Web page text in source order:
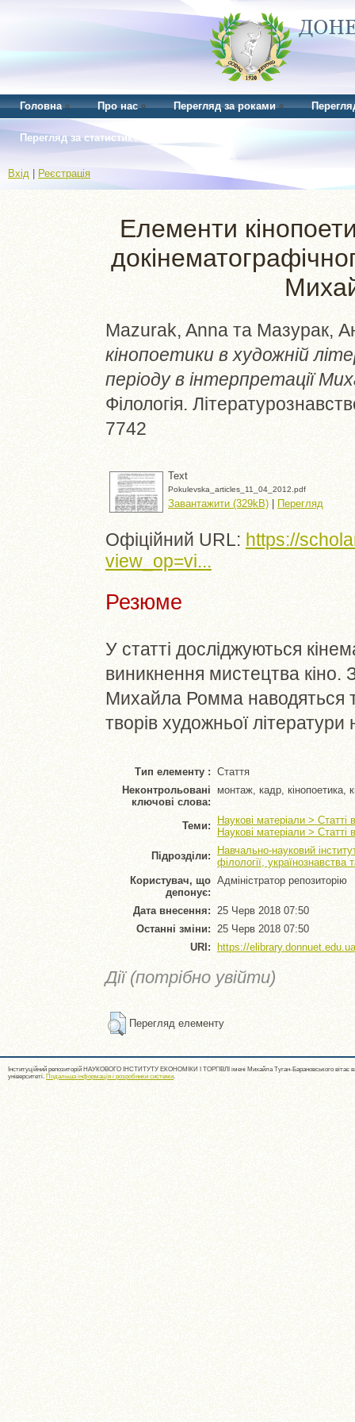
Головна Про нас Перегляд за роками
Перегляд за статистикою
Вхід Реєстрація
Елементи
Mazurak, Anna та Мазурак,
кінопоетики в художній
періоду в інтерпретації
Філологія.
7742
Text
Pokulevska_articles_11_04_2012.pdf
Завантажити (329kB) | Перегляд
Офіційний URL: https://
view_op=vi...
Резюме
У статті досліджуються
виникнення мистецтва кіно.
Михайла Ромма наводяться
творів художньої
Тип елементу : Стаття
Неконтрольовані
ключові слова:
монтаж, кадр, кінопоетика,
Теми:
Наукові матеріали > Статті
Наукові матеріали >
Підрозділи:
Навчально-науковий
філології, українознавства
Користувач, що
депонує:
Адміністратор репозиторію
Дата внесення: 25 Черв 2018 07:50
Останні зміни: 25 Черв 2018 07:50
URI:
https://
Дії (потрібно увійти)
Перегляд елементу
Інституційний репозиторій НАУКОВОГО ІНСТИТУТУ ЕКОНОМІКИ І ТОРГІВЛІ імені Михайла Туган-Барановського вітає
університеті. Подальша інформація і розробники системи